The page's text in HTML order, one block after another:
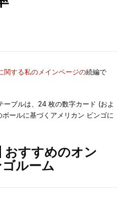
関する私のメインページの続編で
ーブルは、24 枚の数字カード (およ
ールに基づくアメリカン ビンゴに
おすすめのオン
ルーム